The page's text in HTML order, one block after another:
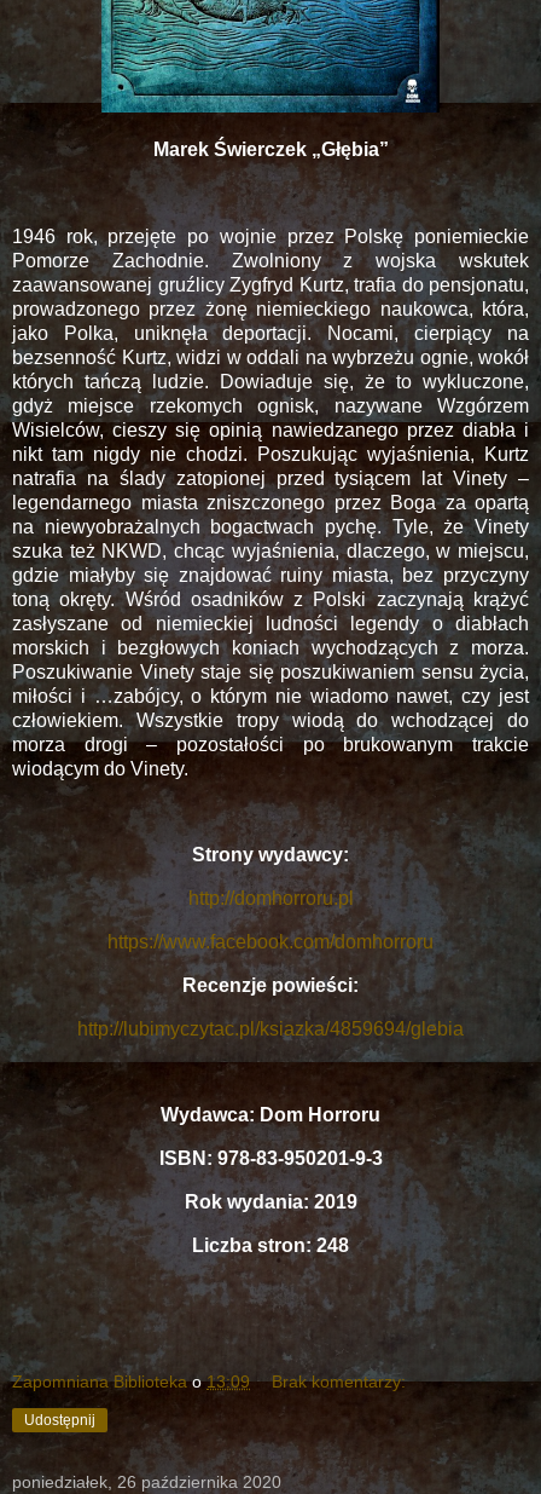
Marek Świerczek „Głębia”
1946 rok, przejęte po wojnie przez Polskę poniemieckie
Pomorze Zachodnie. Zwolniony z wojska wskutek
zaawansowanej gruźlicy Zygfryd Kurtz, trafia do pensjonatu,
prowadzonego przez żonę niemieckiego naukowca, która,
jako Polka, uniknęła deportacji. Nocami, cierpiący na
bezsenność Kurtz, widzi w oddali na wybrzeżu ognie, wokół
których tańczą ludzie. Dowiaduje się, że to wykluczone,
gdyż miejsce rzekomych ognisk, nazywane Wzgórzem
Wisielców, cieszy się opinią nawiedzanego przez diabła i
nikt tam nigdy nie chodzi. Poszukując wyjaśnienia, Kurtz
natrafia na ślady zatopionej przed tysiącem lat Vinety –
legendarnego miasta zniszczonego przez Boga za opartą
na niewyobrażalnych bogactwach pychę. Tyle, że Vinety
szuka też NKWD, chcąc wyjaśnienia, dlaczego, w miejscu,
gdzie miałyby się znajdować ruiny miasta, bez przyczyny
toną okręty. Wśród osadników z Polski zaczynają krążyć
zasłyszane od niemieckiej ludności legendy o diabłach
morskich i bezgłowych koniach wychodzących z morza.
Poszukiwanie Vinety staje się poszukiwaniem sensu życia,
miłości i …zabójcy, o którym nie wiadomo nawet, czy jest
człowiekiem. Wszystkie tropy wiodą do wchodzącej do
morza drogi – pozostałości po brukowanym trakcie
wiodącym do Vinety.
Strony wydawcy:
http://domhorroru.pl
https://www.facebook.com/domhorroru
Recenzje powieści:
http://lubimyczytac.pl/ksiazka/4859694/glebia
Wydawca: Dom Horroru
ISBN: 978-83-950201-9-3
Rok wydania: 2019
Liczba stron: 248
Zapomniana Biblioteka o13:09 Brak komentarzy:
Udostępnij
poniedziałek, 26 października 2020